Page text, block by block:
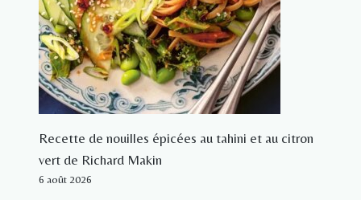
Recette de nouilles épicées au tahini et au citron
vert de Richard Makin
6 août 2026